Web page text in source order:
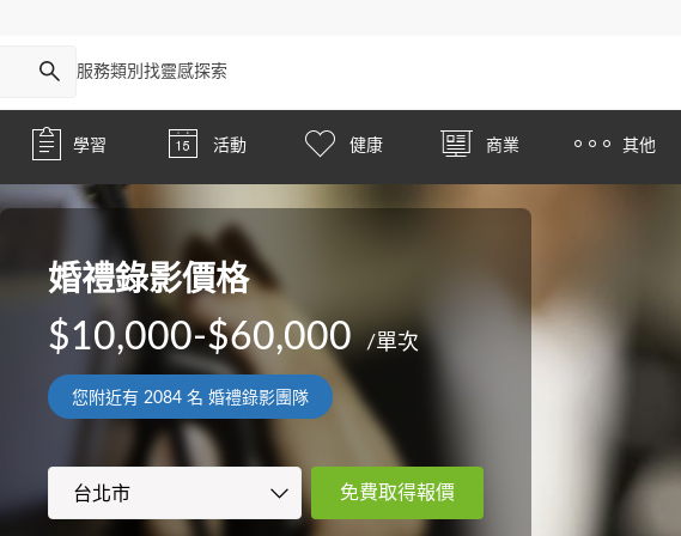
服務類別 找靈感探索
學習 活動 健康 商業 其他
婚禮錄影價格
$10,000-$60,000 /單次
您附近有 2084名 婚禮錄影團隊
免費取得報價